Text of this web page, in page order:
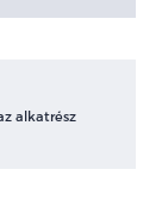
alkatrész